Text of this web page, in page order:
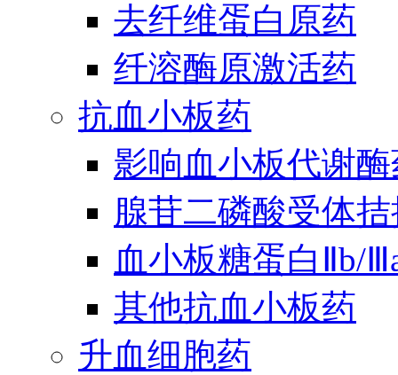
去纤维蛋白原药
纤溶酶原激活药
抗血小板药
影响血小板代谢
腺苷二磷酸受体
血小板糖蛋白Ⅱb/
其他抗血小板药
升血细胞药